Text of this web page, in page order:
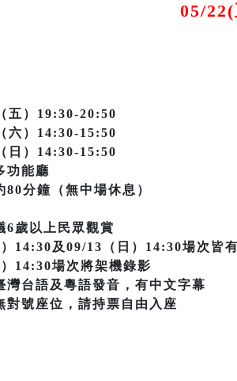
05/
五）19:30-20:50
六）14:30-15:50
日）14:30-15:50
功能廳
分鐘（無中場休息）
歲以上民眾觀賞
及09/13（日）14:30場次皆
14:30場次將架機錄影
台語及粵語發音，有中文字幕
號座位，請持票自由入座